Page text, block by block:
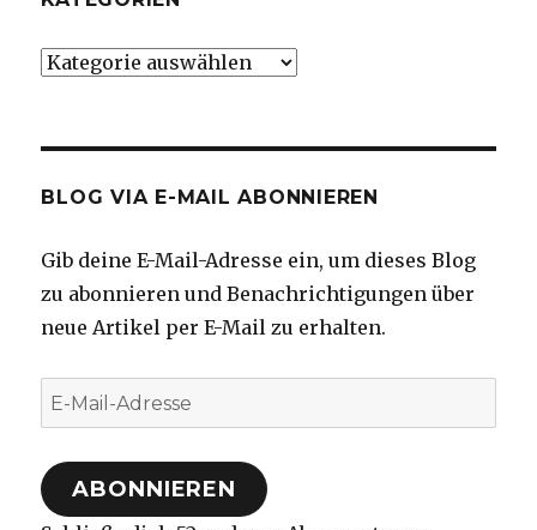
Kategorien
BLOG VIA E-MAIL ABONNIEREN
Gib deine E-Mail-Adresse ein, um dieses Blog
zu abonnieren und Benachrichtigungen über
neue Artikel per E-Mail zu erhalten.
E-
Mail-
Adresse
ABONNIEREN